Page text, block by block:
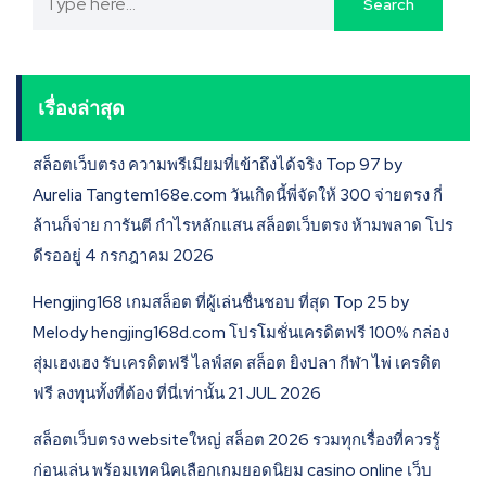
เรื่องล่าสุด
สล็อตเว็บตรง ความพรีเมียมที่เข้าถึงได้จริง Top 97 by
Aurelia Tangtem168e.com วันเกิดนี้พี่จัดให้ 300 จ่ายตรง กี่
ล้านก็จ่าย การันตี กำไรหลักแสน สล็อตเว็บตรง ห้ามพลาด โปร
ดีรออยู่ 4 กรกฎาคม 2026
Hengjing168 เกมสล็อต ที่ผู้เล่นชื่นชอบ ที่สุด Top 25 by
Melody hengjing168d.com โปรโมชั่นเครดิตฟรี 100% กล่อง
สุ่มเฮงเฮง รับเครดิตฟรี ไลฟ์สด สล็อต ยิงปลา กีฬา ไพ่ เครดิต
ฟรี ลงทุนทั้งที่ต้อง ที่นี่เท่านั้น 21 JUL 2026
สล็อตเว็บตรง websiteใหญ่ สล็อต 2026 รวมทุกเรื่องที่ควรรู้
ก่อนเล่น พร้อมเทคนิคเลือกเกมยอดนิยม casino online เว็บ